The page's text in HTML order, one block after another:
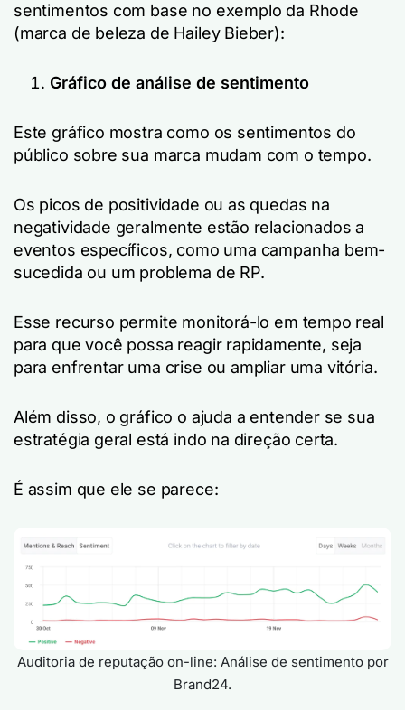
sentimentos com base no exemplo da Rhode
(marca de beleza de Hailey Bieber):
Gráfico de análise de sentimento
Este gráfico mostra como os sentimentos do
público sobre sua marca mudam com o tempo.
Os picos de positividade ou as quedas na
negatividade geralmente estão relacionados a
eventos específicos, como uma campanha bem-
sucedida ou um problema de RP.
Esse recurso permite monitorá-lo em tempo real
para que você possa reagir rapidamente, seja
para enfrentar uma crise ou ampliar uma vitória.
Além disso, o gráfico o ajuda a entender se sua
estratégia geral está indo na direção certa.
É assim que ele se parece:
Auditoria de reputação on-line: Análise de sentimento por
Brand24.